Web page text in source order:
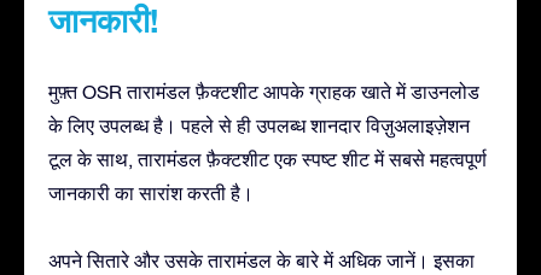
जानकारी!
मुफ़्त OSR तारामंडल फ़ैक्टशीट आपके ग्राहक खाते में डाउनलोड
के लिए उपलब्ध है। पहले से ही उपलब्ध शानदार विज़ुअलाइज़ेशन
टूल के साथ, तारामंडल फ़ैक्टशीट एक स्पष्ट शीट में सबसे महत्वपूर्ण
जानकारी का सारांश करती है।
अपने सितारे और उसके तारामंडल के बारे में अधिक जानें। इसका